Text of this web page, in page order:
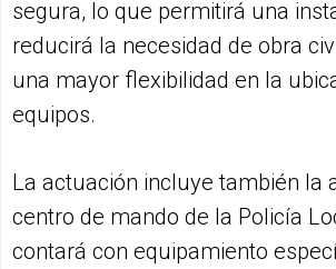
segura, lo que permitirá una
reducirá la necesidad de obra
una mayor flexibilidad en la
equipos.
La actuación incluye también la
centro de mando de la Policía
contará con equipamiento